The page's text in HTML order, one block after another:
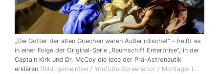
„Die Götter der alten Griechen waren Außerirdische!“ – heißt es
in einer Folge der Original-Serie „Raumschiff Enterprise“, in der
Captain Kirk und Dr. McCoy die Idee der Prä-Astronautik
erklären (Bild: gemeinfrei / YouTube-Screenshot / Montage: L.